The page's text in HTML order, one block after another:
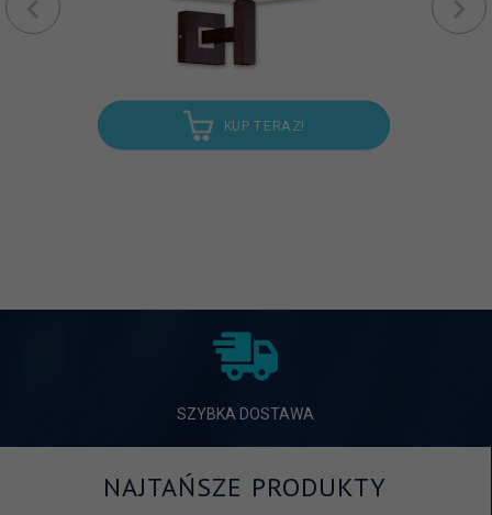
KUP TERAZ!
SZYBKA DOSTAWA
NAJTAŃSZE PRODUKTY